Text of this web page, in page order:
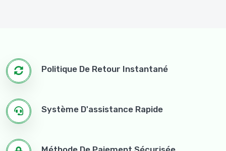
Politique De Retour Instantané
Système D'assistance Rapide